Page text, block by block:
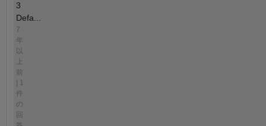
3
Defa...
7
年
以
前
| 1
件
の
回